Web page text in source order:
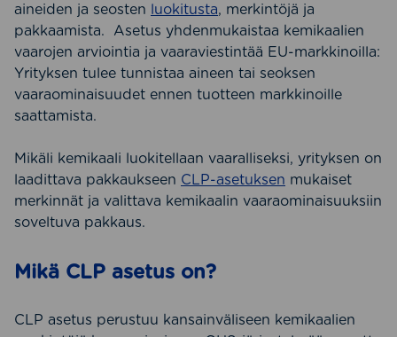
aineiden ja seosten luokitusta, merkintöjä ja
pakkaamista. Asetus yhdenmukaistaa kemikaalien
vaarojen arviointia ja vaaraviestintää EU-markkinoilla:
Yrityksen tulee tunnistaa aineen tai seoksen
vaaraominaisuudet ennen tuotteen markkinoille
saattamista.
Mikäli kemikaali luokitellaan vaaralliseksi, yrityksen on
laadittava pakkaukseen CLP-asetuksen mukaiset
merkinnät ja valittava kemikaalin vaaraominaisuuksiin
soveltuva pakkaus.
Mikä CLP asetus on?
CLP asetus perustuu kansainväliseen kemikaalien